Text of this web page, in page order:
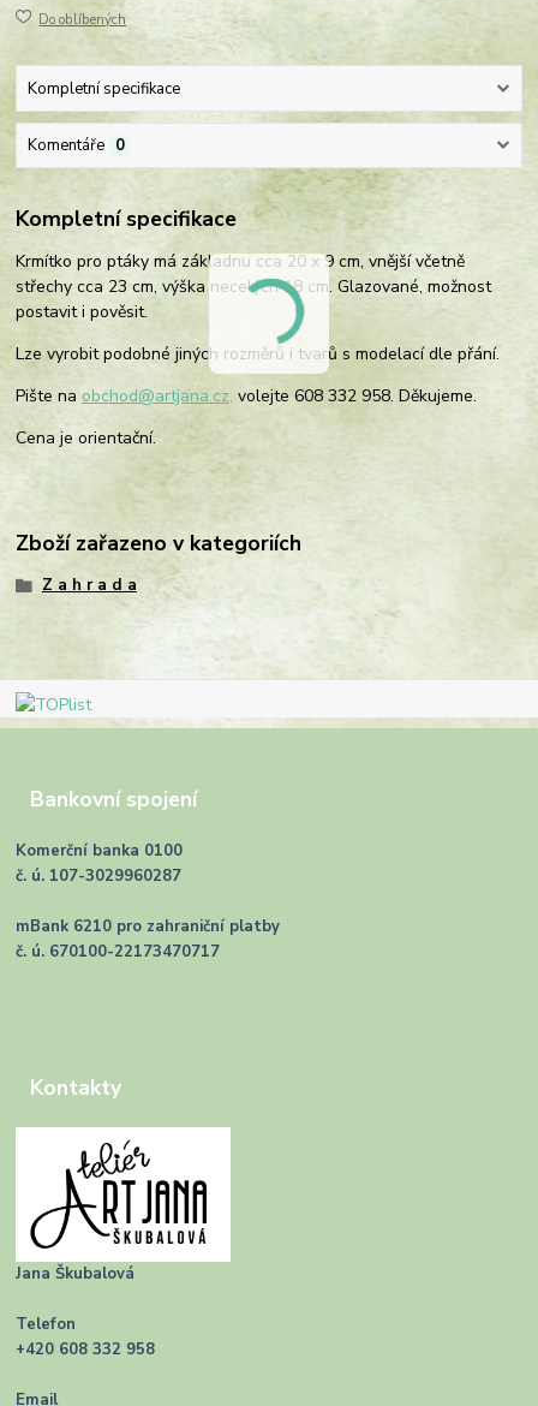
Do oblíbených
Kompletní specifikace
Komentáře 0
Kompletní specifikace
Krmítko pro ptáky má základnu cca 20 x 9 cm, vnější včetně
střechy cca 23 cm, výška necelých 18 cm. Glazované, možnost
postavit i pověsit.
Lze vyrobit podobné jiných rozměrů i tvarů s modelací dle přání.
Pište naobchod@artjana.cz, volejte 608 332 958. Děkujeme.
Cena je orientační.
Zboží zařazeno v kategoriích
Z a h r a d a
Bankovní spojení
Komerční banka 0100
č. ú. 107-3029960287
mBank 6210 pro zahraniční platby
č. ú. 670100-22173470717
Kontakty
Jana Škubalová
Telefon
+420 608 332 958
Email